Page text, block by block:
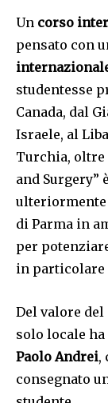
Un corso
pensato con
studentesse
Canada, dal
Israele, al
Turchia, oltre
and Surgery”
ulteriormente
di Parma in
per
in particolare
Del valore
solo locale
Paolo Andrei,
consegnato